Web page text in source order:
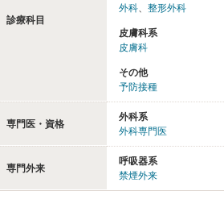
診療科目
外科、 整形外科
皮膚科系
皮膚科
その他
予防接種
専門医・資格
外科系
外科専門医
専門外来
呼吸器系
禁煙外来